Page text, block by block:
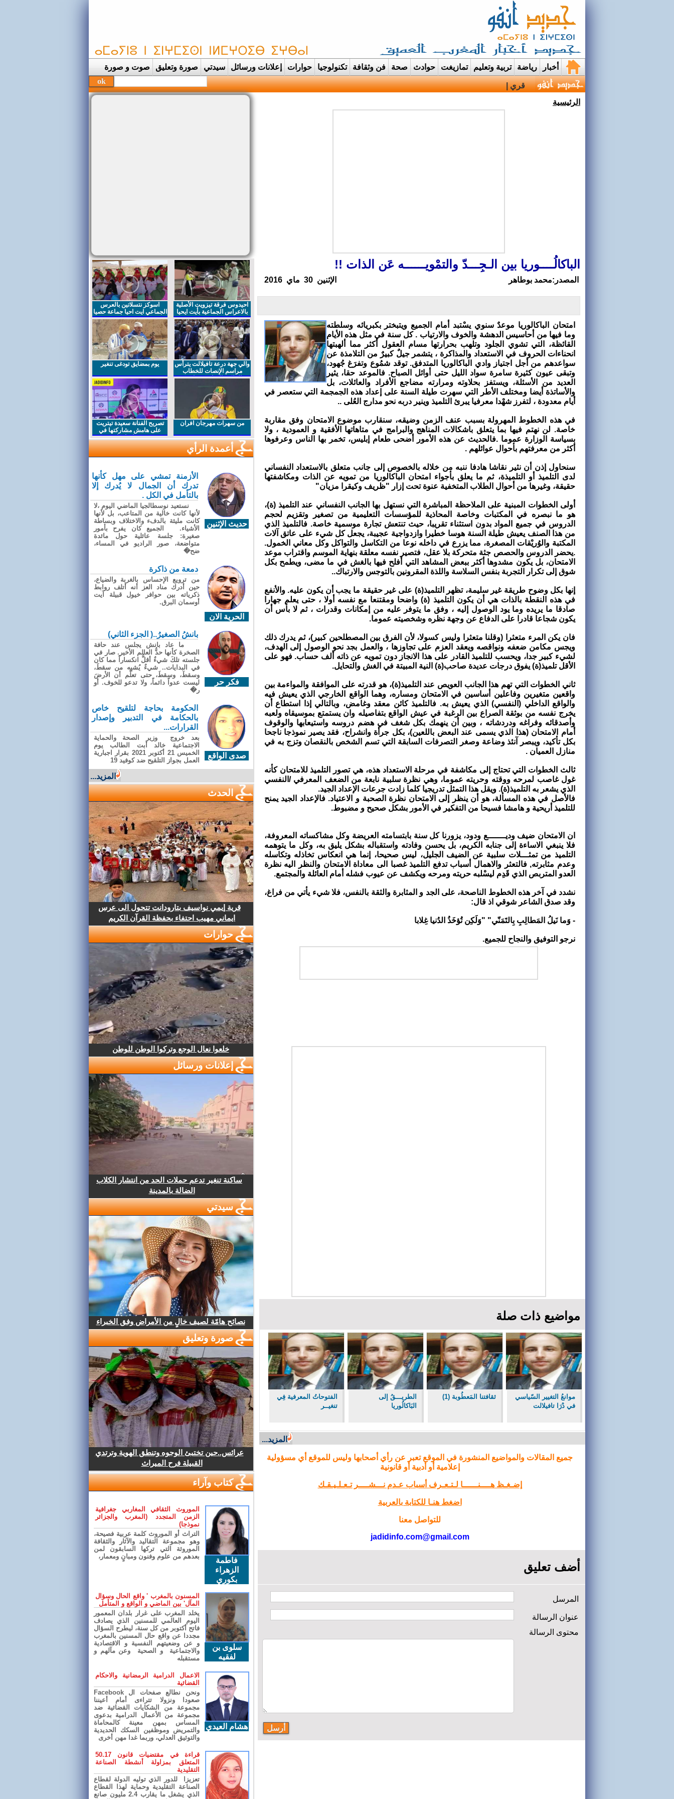
أخبار رياضة تربية وتعليم تمازيغت حوادث صحة فن وثقافة تكنولوجيا حوارات إعلانات ورسائل سيدتي صورة وتعليق صوت و صورة
قرية إيمي نواسيف بتارودانت تتحول الى عرس ايمان |
الرئيسية
الباكالُــــوريا بين الـجِـــدّ والتمْويــــــه عَن الذات !!
المصدر:محمد بوطاهر اﻹثنين 30 ماي 2016
امتحان الباكالوريا موعدٌ سنوي يسْتبد أمام الجميع ويتبختر بكبريائه وسلطته
وما فيها من أحاسيس الدهشة والخوف والارتياب . كل سنة في مثل هذه الأيام
القائظة، التي تشوي الجلود وتلهب بحرارتها مسام العقول أكثر مما ألهبتها
انحناءات الحروف في الاستعداد والمذاكرة ، يتشمر جيلٌ كبيرٌ من التلامذة عن
سواعدهم من أجل اجتياز وادي الباكالوريا المتدفق. توقد شمُوع وتفرَغ جُهود،
وتبقى عيون كثيرة سامرة سواد الليل حتى أوائل الصباح. فالموعد حقا، يثير
العديد من الأسئلة، ويستفز بحلاوته ومرارته مضاجع الأفراد والعائلات، بل
والأساتذة أيضا ومختلف الأطر التي سهرت طيلة السنة على إعداد هذه الجمجمة التي ستعصر في
أيام معدودة ، لتفرز شهْدا معرفيا يبرئ التلميذ وينير دربه نحو مدارج العُلى ..
في هذه الخطوط المهرولة بسبب عنف الزمن وضيقه، سنقارب موضوع الامتحان وفق مقاربة
خاصة. لن نهتم فيها بما يتعلق باشكالات المناهج والبرامج في متاهاتها الأفقية و العمودية ، ولا
بسياسة الوزارة عموما .فالحديث عن هذه الأمور أضحى طعام إبليس، تخمر بها الناس وعرفوها
أكثر من معرفتهم بأحوال عوائلهم .
سنحاول إذن أن نثير نقاشا هادفا ننبه من خلاله بالخصوص إلى جانب متعلق بالاستعداد النفساني
لدى التلميذ أو التلميذة، ثم ما يعلق بأجواء امتحان الباكالوريا من تمويه عن الذات ومكاشفتها
حقيقة، وغيرها من أحوال الطلاب المتخفية عنوة تحت إزار "ظريف وكيقرا مزيان"
أولى الخطوات المبنية على الملاحظة المباشرة التي نستهل بها الجانب النفساني عند التلميذ (ة)،
هو ما نبصره في المكتبات وخاصة المحاذية للمؤسسات التعليمية من تصغير وتقزيم لحجم
الدروس في جميع المواد بدون استثناء تقريبا، حيث تنتعش تجارة موسمية خاصة. فالتلميذ الذي
من هذا الصنف يعيش طيلة السنة هوسا خطيرا وازدواجية عجيبة، يجعل كل شيء على عاتق آلات
المكتبة والوُريْقات المصغرة، مما يزرع في داخله نوعا من التكاسل والتواكل وكل معاني الخمول.
.يحضر الدروس والحصص جثة متحركة بلا عقل، فتصير نفسه معلقة بنهاية الموسم واقتراب موعد
الامتحان، بل يكون مشدوها أكثر ببعض المشاهد التي أفلح فيها بالغش في ما مضى، ويطمح بكل
شوق إلى تكرار التجربة بنفس السلاسة واللذة المقرونين بالتوجس والارتباك..
إنها بكل وضوح طريقة غير سليمة، تظهر التلميذ(ة) على غير حقيقة ما يجب أن يكون عليه. والأنفع
في هذه النقطة بالذات هي أن يكون التلميذ (ة) واضحا ومقتنعا مع نفسه أولا ، حتى يعلم جهارا
صادقا ما يريده وما يود الوصول إليه ، وفق ما يتوفر عليه من إمكانات وقدرات ، ثم لا بأس أن
يكون شجاعا قادرا على الدفاع عن وجهة نظره وشخصيته عموما.
فان يكن المرء متعثرا (وقلنا متعثرا وليس كسولا، لأن الفرق بين المصطلحين كبير)، ثم يدرك ذلك
ويجس مكامن ضعفه ونواقصه ويعقد العزم على تجاوزها ، والعمل بجد نحو الوصول إلى الهدف،
لشيء كبير جدا، ويحسب للتلميذ القادر على هذا الانجاز دون تمويه عن ذاته ألف حساب. فهو على
الأقل تلميذ(ة) يفوق درجات عديدة صاحب(ة) النية المبيتة في الغش والتحايل.
ثاني الخطوات التي تهم هذا الجانب العويص عند التلميذ(ة)، هو قدرته على الموافقة والمواءمة بين
واقعين متغيرين وفاعلين أساسين في الامتحان ومساره، وهما الواقع الخارجي الذي يعيش فيه
والواقع الداخلي (النفسي) الذي يعيش به. فالتلميذ كائن معقد وغامض، وبالتالي إذا استطاع أن
يخرج نفسه من بوثقة الصراع بين الرغبة في عيش الواقع بتفاصيله وان يستمتع بموسيقاه ولعبه
وأصدقائه وفراغه ودردشاته ، وبين أن ينهمك بكل شغف في هضم دروسه واستيعابها والوقوف
أمام الامتحان (هذا الذي يسمى عند البعض باللعين)، بكل جرأة وانشراح، فقد يصير نموذجا ناجحا
بكل تأكيد، ويبصر آنئذ وضاعة وصغر التصرفات السابقة التي تسم الشخص بالنقصان وتزج به في
منازل العميان .
ثالث الخطوات التي تحتاج إلى مكاشفة في مرحلة الاستعداد هذه، هي تصور التلميذ للامتحان كأنه
غول غاصب لمرحه ووقته وحريته عموما، وهي نظرة سلبية نابعة من الضعف المعرفي /النفسي
الذي يشعر به التلميذ(ة). ويقل هذا التمثل تدريجيا كلما زادت جرعات الإعداد الجيد.
فالأصل في هذه المسألة، هو أن ينظر إلى الامتحان نظرة الصحبة و الاعتياد. فالإعداد الجيد يمنح
للتلميذ أريحية و هامشا فسيحا من التفكير في الأمور بشكل صحيح و مضبوط.
ان الامتحان ضيف وديـــــــع ودود، يزورنا كل سنة بابتسامته العريضة وكل مشاكساته المعروفة،
فلا ينبغي الاساءة إلى جنابه الكريم، بل يحسن وفادته واستقباله بشكل يليق به، وكل ما يتوهمه
التلميذ من تمثـــلات سلبية عن الضيف الجليل، ليس صحيحا، إنما هي انعكاس تخاذله وتكاسله
وعدم مثابرته, فالتعثر والاهمال أسباب تدفع التلميذ غصبا الى معاداة الامتحان والنظر اليه نظرة
العدو المتربص الذي قَدِم ليسْلبه حريته ومرحه ويكشف عن عيوب فشله أمام العائلة والمجتمع.
نشدد في آخر هذه الخطوط الناصحة، على الجد و المثابرة والثقة بالنفس، فلا شيء يأتي من فراغ،
وقد صدق الشاعر شوقي اذ قال:
- وَما نَيلُ المَطالِبِ بِالتَمَنّي" "وَلَكِن تُؤخَذُ الدُنيا غِلابا
نرجو التوفيق والنجاح للجميع.
مواضيع ذات صلة
موانعُ التغيير السّياسي
في دْرَا تافيلالت
ثقافتنا المَعطُوبة (1)
الطريـــقُ إلى
البَاكالُوريا
الفتوحاتُ المعرفية فِي
تنغيــر
المزيد...
جميع المقالات والمواضيع المنشورة في الموقع تعبر عن رأي أصحابها وليس للموقع أي مسؤولية
إعلامية أو أدبية أو قانونية
إضـغـظ هــــنــــــا لـتـعـرف أسباب عـدم نـــشــــر تـعـلـيـقـك
اضغط هنـا للكتابة بالعربية
للتواصل معنا
jadidinfo.com@gmail.com
أضف تعليق
المرسل
عنوان الرسالة
محتوى الرسالة
احيدوس فرقة تيزويت الأصلية
بالاعراس الجماعية بأيت ايحيا
اسوكز نتسلاتين بالعرس
الجماعي ايت احيا جماعة حصيا
والي جهة درعة تافيلالت يترأس
مراسم الإنصات للخطاب
الملكي السامي بمناسبة
يوم بمضايق تودغى تنغير
من سهرات مهرجان افران
تصريح الفنانة سعيدة تيتريت
على هامش مشاركتها في
مهرجان افران
أعمدة الرأي
حديث الإثنين
الأزمنة تمشي على مهل كأنها
تدرك أن الجمال لا يُدرك إلا
بالتأمل في الكل .
نستعيد نوسطالجيا الماضي اليوم ،لا
لأنها كانت خالية من المتاعب، بل لأنها
كانت مليئة بالدفء والاختلاف وبساطة
الأشياء. الجميع كان يفرح بأمور
صغيرة: جلسة عائلية حول مائدة
متواضعة، صور الراديو في المساء،
ضح�
الحرية الان
دمعة من ذاكرة
من ترويع الإحساس بالغربة والضياع،
حين أدرك مناد العز أنه أتلف روابط
ذكرياته بين حوافر خيول قبيلة آيت
أوسمان البرق.
فكر حر
بانشُ الصغيرُ..( الجزء الثاني)
ما عاد بانش يجلس عند حافة
الصخرة كأنها حدُّ العالم الأخير. صار في
جلسته تلكَ شيءٌ أقلُّ انكساراً مما كان
في البدايات.. شيءٌ يُشبِه من سقطَ،
وسقطَ، وسقطَ، حتى تعلّم أن الأرضَ
ليست عدواً دائماً، ولا تدعو للخوف. أو
ر�
صدى الواقع
الحكومة بحاجة لتلقيح خاص
بالحكامة في التدبير وإصدار
القرارات...
بعد خروج وزير الصحة والحماية
الاجتماعية خالد أبت الطالب يوم
الخميس 21 أكتوبر 2021 بقرار اجبارية
العمل بجواز التلقيح ضد كوفيد 19
المزيد...
الحدث
قرية إيمي نواسيف بتارودانت تتحول الى عرس
ايماني مهيب احتفاء بحفظة القرآن الكريم
حوارات
خلعوا نعال الوجع وتركوا الوطن للوطن
إعلانات ورسائل
ساكنة تنغير تدعم حملات الحد من انتشار الكلاب
الضالة بالمدينة
سيدتي
نصائح هامّة لصيف خالٍ من الأمراض وفق الخبراء
صورة وتعليق
عرائس..حين تختبئ الوجوه وتنطق الهوية وترتدي
القبيلة فرح الميراث
كتاب وآراء
فاطمة
الزهراء
بكوري
الموروث الثقافي المغاربي جغرافية
الزمن المتجدد (المغرب والجزائر
نموذجا)
التراث أو الموروث كلمة عربية فصيحة،
وهو مجموعة التقاليد والآثار والثقافة
الموروثة التي تركها السابقون لمن
بعدهم من علوم وفنون ومبانٍ ومعمار،
سلوى بن
لفقيه
المسنون بالمغرب ' واقع الحال وسؤال
المآل' بين الماضي و الواقع و المتأمل
يخلد المغرب على غرار بلدان المعمور
اليوم العالمي للمسنين الذي يصادف
فاتح أكتوبر من كل سنة، ليطرح السؤال
مجددا عن واقع حال المسنين بالمغرب
و عن وضعيتهم النفسية و الاقتصادية
والاجتماعية و الصحية وعن مآلهم و
مستقبله
هشام العيدي
الاعمال الدرامية الرمضانية والاحكام
القضائية
ونحن نطالع صفحات ال Facebook
صعودا ونزولا تتراءى أمام أعيننا
مجموعة من الشكايات القضائية ضد
مجموعة من الأعمال الدرامية بدعوى
المساس بمهن معينة كالمحاماة
والتمريض وموظفين السكك الحديدية
والتوثيق العدلي، وربما غدا مهن أخرى
قراءة في مقتضيات قانون 50.17
المتعلق بمزاولة أنشطة الصناعة
التقليدية
تعزيزا للدور الذي توليه الدولة لقطاع
الصناعة التقليدية وحماية لهذا القطاع
الذي يشغل ما يقارب 2.4 مليون صانع